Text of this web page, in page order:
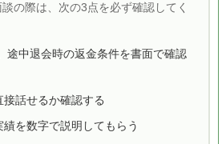
の際は、次の3点を必ず確認してく
中退会時の返金条件を書面で確認
話せるか確認する
を数字で説明してもらう